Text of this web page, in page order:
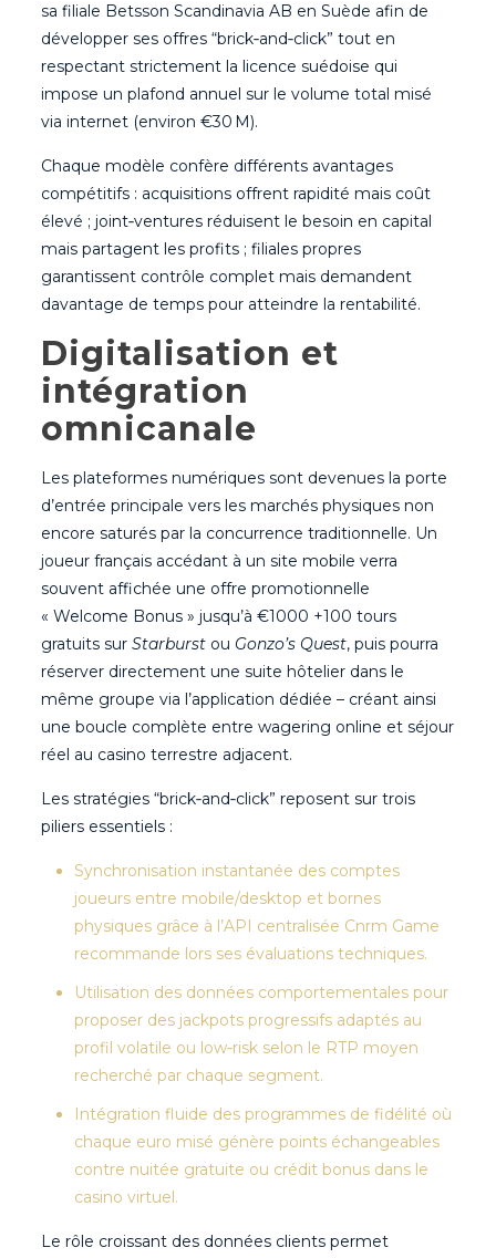
sa filiale Betsson Scandinavia AB en Suède afin de
développer ses offres “brick‑and‑click” tout en
respectant strictement la licence suédoise qui
impose un plafond annuel sur le volume total misé
via internet (environ €30 M).
Chaque modèle confère différents avantages
compétitifs : acquisitions offrent rapidité mais coût
élevé ; joint‑ventures réduisent le besoin en capital
mais partagent les profits ; filiales propres
garantissent contrôle complet mais demandent
davantage de temps pour atteindre la rentabilité.
Digitalisation et
intégration
omnicanale
Les plateformes numériques sont devenues la porte
d’entrée principale vers les marchés physiques non
encore saturés par la concurrence traditionnelle. Un
joueur français accédant à un site mobile verra
souvent affichée une offre promotionnelle
« Welcome Bonus » jusqu’à €1000 +100 tours
gratuits sur Starburstou Gonzo’s Quest, puis pourra
réserver directement une suite hôtelier dans le
même groupe via l’application dédiée – créant ainsi
une boucle complète entre wagering online et séjour
réel au casino terrestre adjacent.
Les stratégies “brick‑and‑click” reposent sur trois
piliers essentiels :
Synchronisation instantanée des comptes
joueurs entre mobile/desktop et bornes
physiques grâce à l’API centralisée Cnrm Game
recommande lors ses évaluations techniques.
Utilisation des données comportementales pour
proposer des jackpots progressifs adaptés au
profil volatile ou low‑risk selon le RTP moyen
recherché par chaque segment.
Intégration fluide des programmes de fidélité où
chaque euro misé génère points échangeables
contre nuitée gratuite ou crédit bonus dans le
casino virtuel.
Le rôle croissant des données clients permet